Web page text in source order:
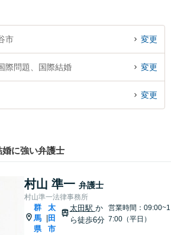
市 変更
際問題、国際結婚 変更
変更
に強い弁護士
村山 準一 弁護士
村山準一法律事務所
群
馬
県
太
田
市
太田駅 か
ら徒歩6分
営業時間：09:00~1
7:00（平日）